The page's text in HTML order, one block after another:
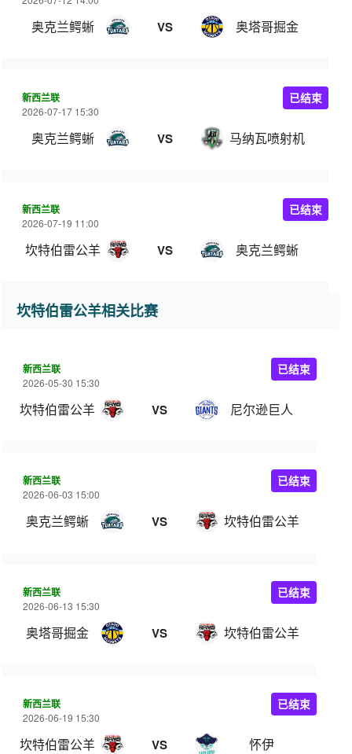
奥克兰鳄蜥 VS 奥塔哥掘金
新西兰联
2026-07-17 15:30
奥克兰鳄蜥 VS 马纳瓦喷射机
已结束
新西兰联
2026-07-19 11:00
坎特伯雷公羊 VS 奥克兰鳄蜥
已结束
坎特伯雷公羊相关比赛
新西兰联
2026-05-30 15:30
坎特伯雷公羊 VS 尼尔逊巨人
已结束
新西兰联
2026-06-03 15:00
奥克兰鳄蜥 VS 坎特伯雷公羊
已结束
新西兰联
2026-06-13 15:30
奥塔哥掘金 VS 坎特伯雷公羊
已结束
新西兰联
2026-06-19 15:30
坎特伯雷公羊 VS 怀伊
已结束